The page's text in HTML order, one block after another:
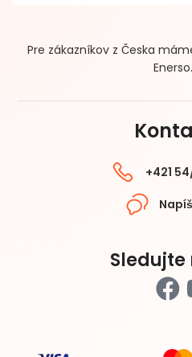
Pre zákazníkov z Česka
+421
Sledujte